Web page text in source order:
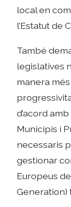
local en
l’Estatut de
També
legislatives
manera
d’acord
Municipis i
necessaris
gestionar
Europeus
Generation)